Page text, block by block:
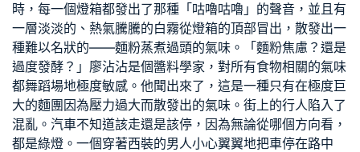
時，每一個燈箱都發出了那種「咕嚕咕嚕」的聲音，並且有
一層淡淡的、熱氣騰騰的白霧從燈箱的頂部冒出，散發出一
種難以名狀的——麵粉蒸煮過頭的氣味。「麵粉焦慮？還是
過度發酵？」廖沾沾是個醬料學家，對所有食物相關的氣味
都舞蹈場地極度敏感。他聞出來了，這是一種只有在極度巨
大的麵團因為壓力過大而散發出的氣味。街上的行人陷入了
混亂。汽車不知道該走還是該停，因為無論從哪個方向看，
都是綠燈。一個穿著西裝的男人小心翼翼地把車停在路中